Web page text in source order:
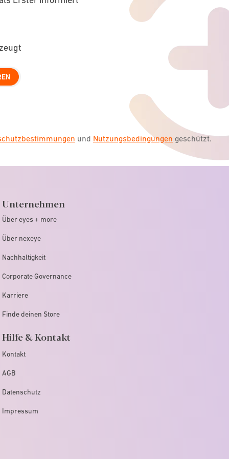
und Nutzungsbedingungen geschützt.
Unternehmen
Über eyes + more
Über nexeye
Nachhaltigkeit
Corporate Governance
Karriere
Finde deinen Store
Hilfe & Kontakt
Kontakt
AGB
Datenschutz
Impressum